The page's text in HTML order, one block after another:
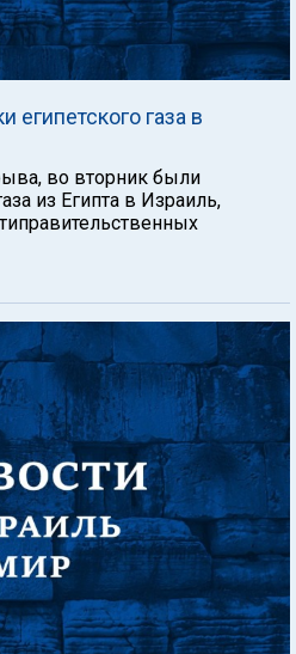
египетского газа в
во вторник были
из Египта в Израиль,